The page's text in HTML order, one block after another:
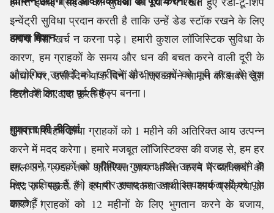
इन्वेंट्री सुविधा प्रदान करती है ताकि उन्हें डेड स्टॉक रखने के लिए
अपना पैसा खर्च न करना पड़े। हमारी कुशल लॉजिस्टिक सुविधा के
कारण, हम ग्राहकों के समय और धन की बचत करने वाली दूरी के
आधार पर, उसी दिन या 5 दिनों के भीतर अपने सामान की सबसे तेज़
डिलीवरी का वादा करते हैं।
हमारा परिवहन ढांचा ग्राहकों को 1 महीने की अतिरिक्त आय उत्पन्न
करने में मदद करेगा। हमारे मजबूत लॉजिस्टिक्स की वजह से, हम हर
साल 8% -9% तक अतिरिक्त आय अर्जित करने में व्यक्तियों की
मदद कर सकते हैं। हमारी उत्पादकता आधारित कार्य प्रक्रिया के
कारण, ग्राहकों को 12 महीनों के लिए भुगतान करने के बजाय,
हमारा मिशन
औद्योगिक उत्पादों को खरीदने और ग्राहकों को पूरी तरह से खुश
करने के लिए एक पूर्व विकल्प बनना।
गुणवत्ता की नीतियां
हम अपने ग्राहकों को प्रीमियम गुणवत्ता वाले उत्पाद प्रदान करने के
लिए प्रतिबद्ध हैं, जो हर बार समय पर उनकी आवश्यकताओं को पूरा
करते हैं।